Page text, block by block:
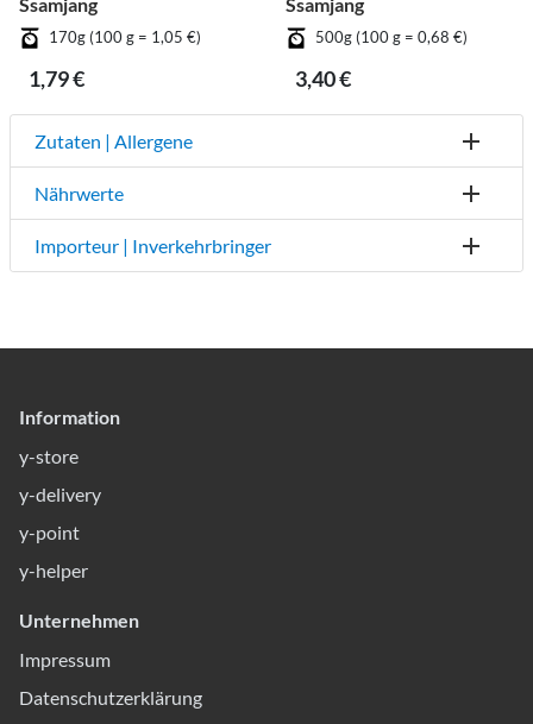
170g (100 g = 1,05 €)
1,79 €
500g (100 g = 0,68 €)
3,40 €
Zutaten | Allergene
Nährwerte
Importeur | Inverkehrbringer
Information
y-store
y-delivery
y-point
y-helper
Unternehmen
Impressum
Datenschutzerklärung